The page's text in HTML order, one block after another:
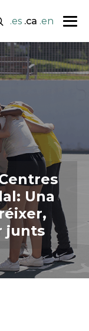
.es .ca .en
Una
junts